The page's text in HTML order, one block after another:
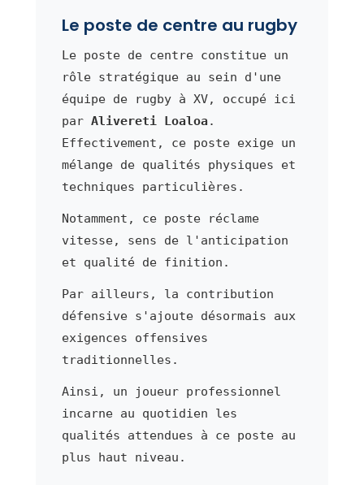
Le poste de centre au rugby
Le poste de centre constitue un
rôle stratégique au sein d'une
équipe de rugby à XV, occupé ici
par Alivereti Loaloa .
Effectivement, ce poste exige un
mélange de qualités physiques et
techniques particulières.
Notamment, ce poste réclame
vitesse, sens de l'anticipation
et qualité de finition.
Par ailleurs, la contribution
défensive s'ajoute désormais aux
exigences offensives
traditionnelles.
Ainsi, un joueur professionnel
incarne au quotidien les
qualités attendues à ce poste au
plus haut niveau.